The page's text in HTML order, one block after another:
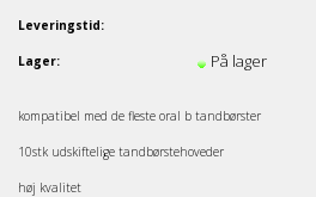
Leveringstid:
Lager: På lager
kompatibel med de fleste oral b tandbørster
10stk udskiftelige tandbørstehoveder
høj kvalitet